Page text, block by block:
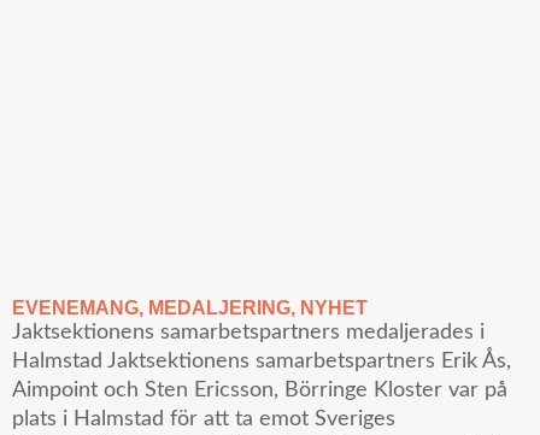
EVENEMANG, MEDALJERING, NYHET
Jaktsektionens samarbetspartners medaljerades i
Halmstad Jaktsektionens samarbetspartners Erik Ås,
Aimpoint och Sten Ericsson, Börringe Kloster var på
plats i Halmstad för att ta emot Sveriges